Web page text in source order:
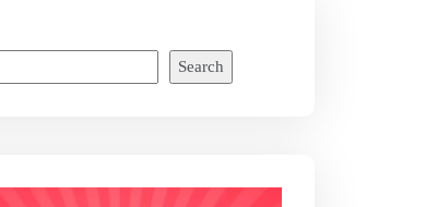
Search